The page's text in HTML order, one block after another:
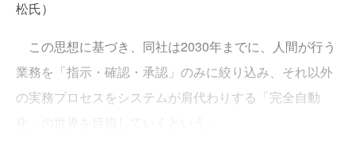
松氏）
この思想に基づき、同社は2030年までに、人間が行う
業務を「指示・確認・承認」のみに絞り込み、それ以外
の実務プロセスをシステムが肩代わりする「完全自動